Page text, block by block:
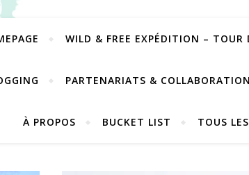
WILD & FREE EXPÉDITION – TOUR
PARTENARIATS &
À PROPOS BUCKET LIST TOUS